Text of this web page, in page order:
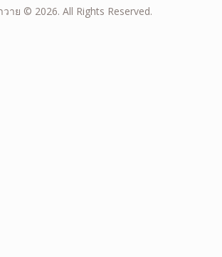
าย © 2026. All Rights Reserved.